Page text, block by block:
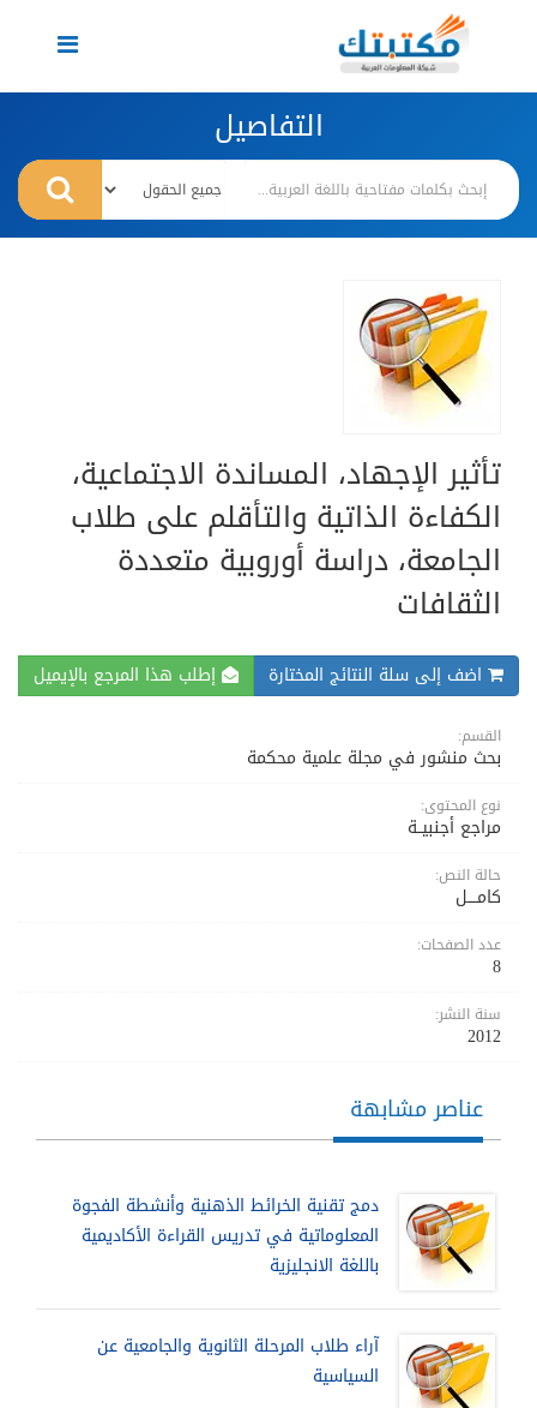
Toggle
navigation
التفاصيل
تأثير الإجهاد، المساندة الاجتماعية،
الكفاءة الذاتية والتأقلم على طلاب
الجامعة، دراسة أوروبية متعددة
الثقافات
اضف إلى سلة النتائج المختارة إطلب هذا المرجع بالإيميل
القسم:
بحث منشور في مجلة علمية محكمة
نوع المحتوى:
مراجع أجنبيــة
حالة النص:
كامــــل
عدد الصفحات:
8
سنة النشر:
2012
عناصر مشابهة
دمج تقنية الخرائط الذهنية وأنشطة الفجوة
المعلوماتية في تدريس القراءة الأكاديمية
باللغة الانجليزية
آراء طلاب المرحلة الثانوية والجامعية عن
السياسية